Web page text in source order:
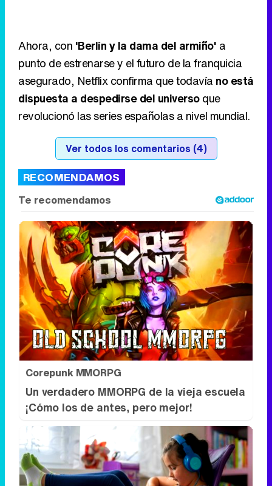
Ahora, con 'Berlín y la dama del armiño' a
punto de estrenarse y el futuro de la franquicia
asegurado, Netflix confirma que todavía no está
dispuesta a despedirse del universoque
revolucionó las series españolas a nivel mundial.
Ver todos los comentarios (4)
RECOMENDAMOS
Corepunk MMORPG
Un verdadero MMORPG de la vieja escuela
¡Cómo los de antes, pero mejor!